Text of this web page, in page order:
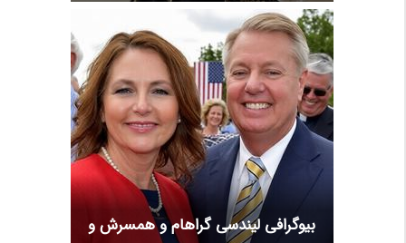
بیوگرافی لیندسی گراهام و همسرش و